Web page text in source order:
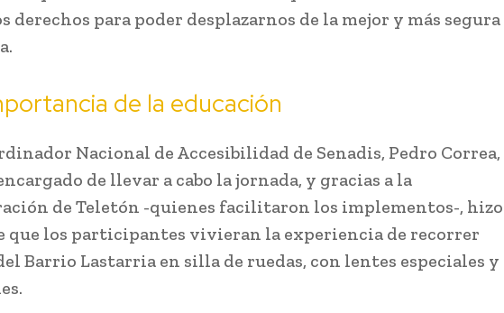
derechos para poder desplazarnos de la mejor y más segura
de la educación
Nacional de Accesibilidad de Senadis, Pedro Correa,
de llevar a cabo la jornada, y gracias a la
de Teletón -quienes facilitaron los implementos-, hizo
que los participantes vivieran la experiencia de recorrer
Barrio Lastarria en silla de ruedas, con lentes especiales y